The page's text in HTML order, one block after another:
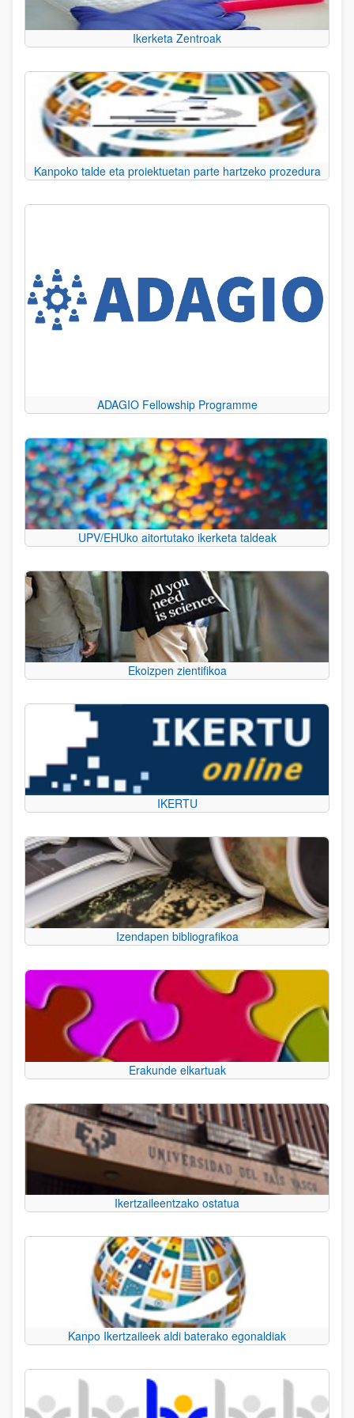
Ikerketa Zentroak
Kanpoko talde eta proiektuetan parte hartzeko prozedura
ADAGIO Fellowship Programme
UPV/EHUko aitortutako ikerketa taldeak
Ekoizpen zientifikoa
IKERTU
Izendapen bibliografikoa
Erakunde elkartuak
Ikertzaileentzako ostatua
Kanpo Ikertzaileek aldi baterako egonaldiak